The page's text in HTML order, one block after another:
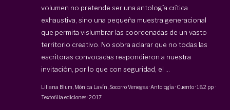
volumen no pretende ser una antología crítica
exhaustiva, sino una pequeña muestra generacional
que permita vislumbrar las coordenadas de un vasto
territorio creativo. No sobra aclarar que no todas las
escritoras convocadas respondieron a nuestra
invitación, por lo que con seguridad, el ...
Liliana Blum Mónica Lavín Socorro Venegas· Antología · Cuento·182 pp ·
Textofilia ediciones·2017